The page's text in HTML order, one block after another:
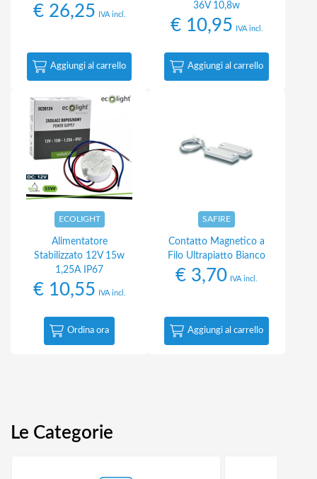
€26,25 IVA incl.
Aggiungi al carrello
36V 10,8w
€10,95 IVA incl.
Aggiungi al carrello
ECOLIGHT
Alimentatore
Stabilizzato 12V 15w
1,25A IP67
€10,55 IVA incl.
Ordina ora
SAFIRE
Contatto Magnetico a
Filo Ultrapiatto Bianco
€ 3,70 IVA incl.
Aggiungi al carrello
Le Categorie